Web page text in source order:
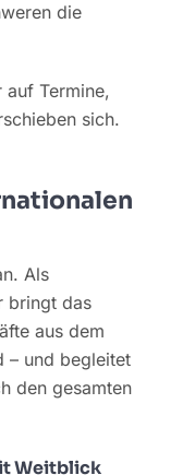
die
auf Termine,
sich.
Als
bringt das
aus dem
– und begleitet
den gesamten
Weitblick